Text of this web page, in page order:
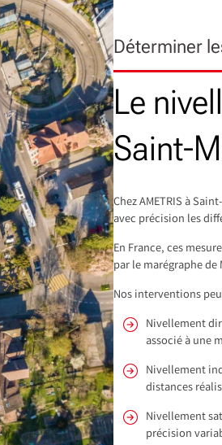
Déterminer
Le
Saint-
Chez AMETRIS à
avec précision les
En France, ces
par le marégraphe de
Nos interventions
Nivellement
associé à une
Nivellement
distances
Nivellement
précision